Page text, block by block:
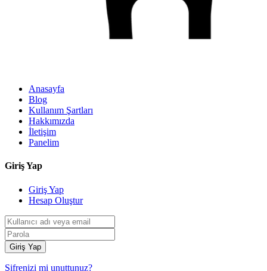
Anasayfa
Blog
Kullanım Şartları
Hakkımızda
İletişim
Panelim
Giriş Yap
Giriş Yap
Hesap Oluştur
Giriş Yap
Şifrenizi mi unuttunuz?